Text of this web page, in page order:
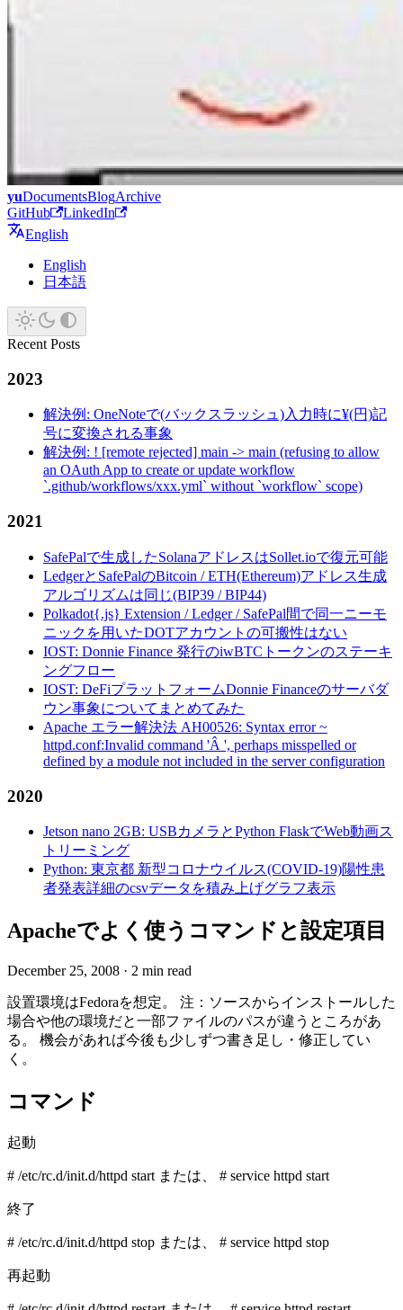
yuDocumentsBlogArchive
GitHub
LinkedIn
English
English
日本語
Recent Posts
2023
解決例: OneNoteで(バックスラッシュ)入力時に¥(円)記
号に変換される事象
解決例: ! [remote rejected] main -> main (refusing to allow
an OAuth App to create or update workflow
`.github/workflows/xxx.yml` without `workflow` scope)
2021
SafePalで生成したSolanaアドレスはSollet.ioで復元可能
LedgerとSafePalのBitcoin / ETH(Ethereum)アドレス生成
アルゴリズムは同じ(BIP39 / BIP44)
Polkadot{.js} Extension / Ledger / SafePal間で同一ニーモ
ニックを用いたDOTアカウントの可搬性はない
IOST: Donnie Finance 発行のiwBTCトークンのステーキ
ングフロー
IOST: DeFiプラットフォームDonnie Financeのサーバダ
ウン事象についてまとめてみた
Apache エラー解決法 AH00526: Syntax error ~
httpd.conf:Invalid command 'Â ', perhaps misspelled or
defined by a module not included in the server configuration
2020
Jetson nano 2GB: USBカメラとPython FlaskでWeb動画ス
トリーミング
Python: 東京都 新型コロナウイルス(COVID-19)陽性患
者発表詳細のcsvデータを積み上げグラフ表示
Apacheでよく使うコマンドと設定項目
December 25, 2008 · 2 min read
設置環境はFedoraを想定。 注：ソースからインストールした
場合や他の環境だと一部ファイルのパスが違うところがあ
る。 機会があれば今後も少しずつ書き足し・修正してい
く。
コマンド
起動
# /etc/rc.d/init.d/httpd start または、 # service httpd start
終了
# /etc/rc.d/init.d/httpd stop または、 # service httpd stop
再起動